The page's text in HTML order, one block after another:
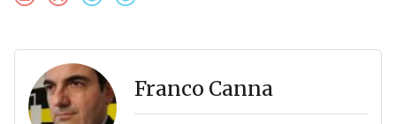
Franco Canna